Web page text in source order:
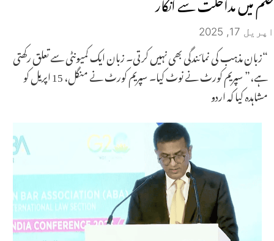
اپریل 17, 2025
“زبان مذہب کی نمائندگی بھی نہیں کرتی۔ زبان ایک کمیونٹی سے تعلق رکھتی
ہے،” سپریم کورٹ نے نوٹ کیا۔ سپریم کورٹ نے منگل، 15 اپریل کو
مشاہدہ کیا کہ اردو